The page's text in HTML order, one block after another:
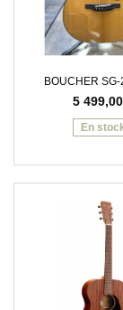
BOUCHER SG-
5 499,00
En